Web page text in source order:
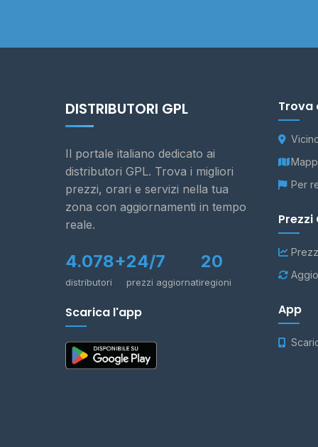
DISTRIBUTORI GPL
Il portale italiano dedicato ai
distributori GPL. Trova i migliori
prezzi, orari e servizi nella tua
zona con aggiornamenti in tempo
reale.
4.078+
distributori
24/7
prezzi aggiornati
20
regioni
Scarica l'app
Trova
Per
Prezzi
App